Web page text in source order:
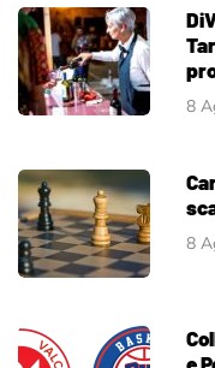
8
8